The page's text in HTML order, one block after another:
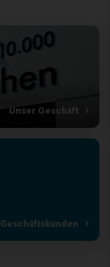
Unser Geschäft
Geschäftskunden